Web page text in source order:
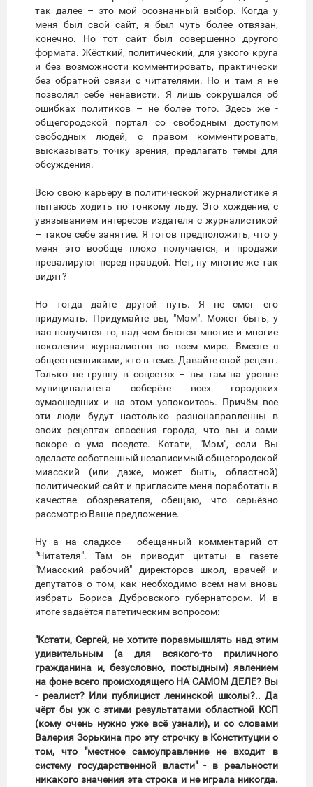
так далее – это мой осознанный выбор. Когда у
меня был свой сайт, я был чуть более отвязан,
конечно. Но тот сайт был совершенно другого
формата. Жёсткий, политический, для узкого круга
и без возможности комментировать, практически
без обратной связи с читателями. Но и там я не
позволял себе ненависти. Я лишь сокрушался об
ошибках политиков – не более того. Здесь же -
общегородской портал со свободным доступом
свободных людей, с правом комментировать,
высказывать точку зрения, предлагать темы для
обсуждения.
Всю свою карьеру в политической журналистике я
пытаюсь ходить по тонкому льду. Это хождение, с
увязыванием интересов издателя с журналистикой
– такое себе занятие. Я готов предположить, что у
меня это вообще плохо получается, и продажи
превалируют перед правдой. Нет, ну многие же так
видят?
Но тогда дайте другой путь. Я не смог его
придумать. Придумайте вы, "Мэм". Может быть, у
вас получится то, над чем бьются многие и многие
поколения журналистов во всем мире. Вместе с
общественниками, кто в теме. Давайте свой рецепт.
Только не группу в соцсетях – вы там на уровне
муниципалитета соберёте всех городских
сумасшедших и на этом успокоитесь. Причём все
эти люди будут настолько разнонаправленны в
своих рецептах спасения города, что вы и сами
вскоре с ума поедете. Кстати, "Мэм", если Вы
сделаете собственный независимый общегородской
миасский (или даже, может быть, областной)
политический сайт и пригласите меня поработать в
качестве обозревателя, обещаю, что серьёзно
рассмотрю Ваше предложение.
Ну а на сладкое - обещанный комментарий от
"Читателя". Там он приводит цитаты в газете
"Миасский рабочий" директоров школ, врачей и
депутатов о том, как необходимо всем нам вновь
избрать Бориса Дубровского губернатором. И в
итоге задаётся патетическим вопросом:
"Кстати, Сергей, не хотите поразмышлять над этим
удивительным (а для всякого-то приличного
гражданина и, безусловно, постыдным) явлением
на фоне всего происходящего НА САМОМ ДЕЛЕ? Вы
- реалист? Или публицист ленинской школы?.. Да
чёрт бы уж с этими результатами областной КСП
(кому очень нужно уже всё узнали), и со словами
Валерия Зорькина про эту строчку в Конституции о
том, что "местное самоуправление не входит в
систему государственной власти" - в реальности
никакого значения эта строка и не играла никогда.